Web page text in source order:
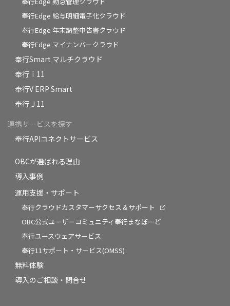
奉行Edge 給与明細電子化クラウド
奉行Edge 年末調整申告書クラウド
奉行Edge マイナンバークラウド
奉行Smart マルチクラウド
奉行ｉ11
奉行V ERP Smart
奉行Ｊ11
連携サービスを探す
奉行APIコネクトサービス
OBCが選ばれる理由
導入事例
運用支援・サポート
奉行クラウドカスタマーサクセス＆サポート
OBC公式ユーザーコミュニティ奉行まなぼーど
奉行ユースウェアサービス
奉行11サポート・サービス(OMSS)
無料体験
導入のご相談・問合せ